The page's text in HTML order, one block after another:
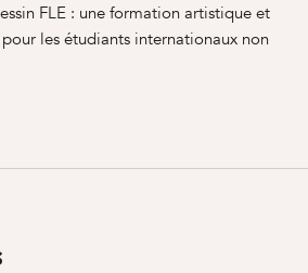
FLE : une formation artistique et
les étudiants internationaux non